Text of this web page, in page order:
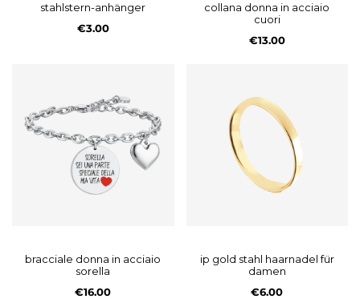
stahlstern-anhänger
€3.00
collana donna in acciaio
cuori
€13.00
bracciale donna in acciaio
sorella
€16.00
ip gold stahl haarnadel für
damen
€6.00